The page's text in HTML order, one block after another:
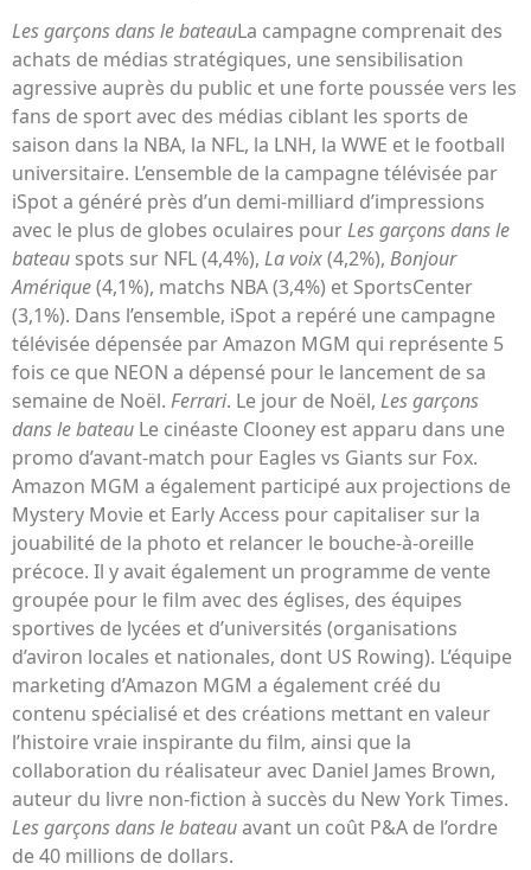
Les garçons dans le bateauLa campagne comprenait des
achats de médias stratégiques, une sensibilisation
agressive auprès du public et une forte poussée vers les
fans de sport avec des médias ciblant les sports de
saison dans la NBA, la NFL, la LNH, la WWE et le football
universitaire. L’ensemble de la campagne télévisée par
iSpot a généré près d’un demi-milliard d’impressions
avec le plus de globes oculaires pourLes garçons dans le
bateau spots sur NFL (4,4%), La voix(4,2%), Bonjour
Amérique(4,1%), matchs NBA (3,4%) et SportsCenter
(3,1%). Dans l’ensemble, iSpot a repéré une campagne
télévisée dépensée par Amazon MGM qui représente 5
fois ce que NEON a dépensé pour le lancement de sa
semaine de Noël. Ferrari. Le jour de Noël, Les garçons
dans le bateau Le cinéaste Clooney est apparu dans une
promo d’avant-match pour Eagles vs Giants sur Fox.
Amazon MGM a également participé aux projections de
Mystery Movie et Early Access pour capitaliser sur la
jouabilité de la photo et relancer le bouche-à-oreille
précoce. Il y avait également un programme de vente
groupée pour le film avec des églises, des équipes
sportives de lycées et d’universités (organisations
d’aviron locales et nationales, dont US Rowing). L’équipe
marketing d’Amazon MGM a également créé du
contenu spécialisé et des créations mettant en valeur
l’histoire vraie inspirante du film, ainsi que la
collaboration du réalisateur avec Daniel James Brown,
auteur du livre non-fiction à succès du New York Times.
Les garçons dans le bateauavant un coût P&A de l’ordre
de 40 millions de dollars.